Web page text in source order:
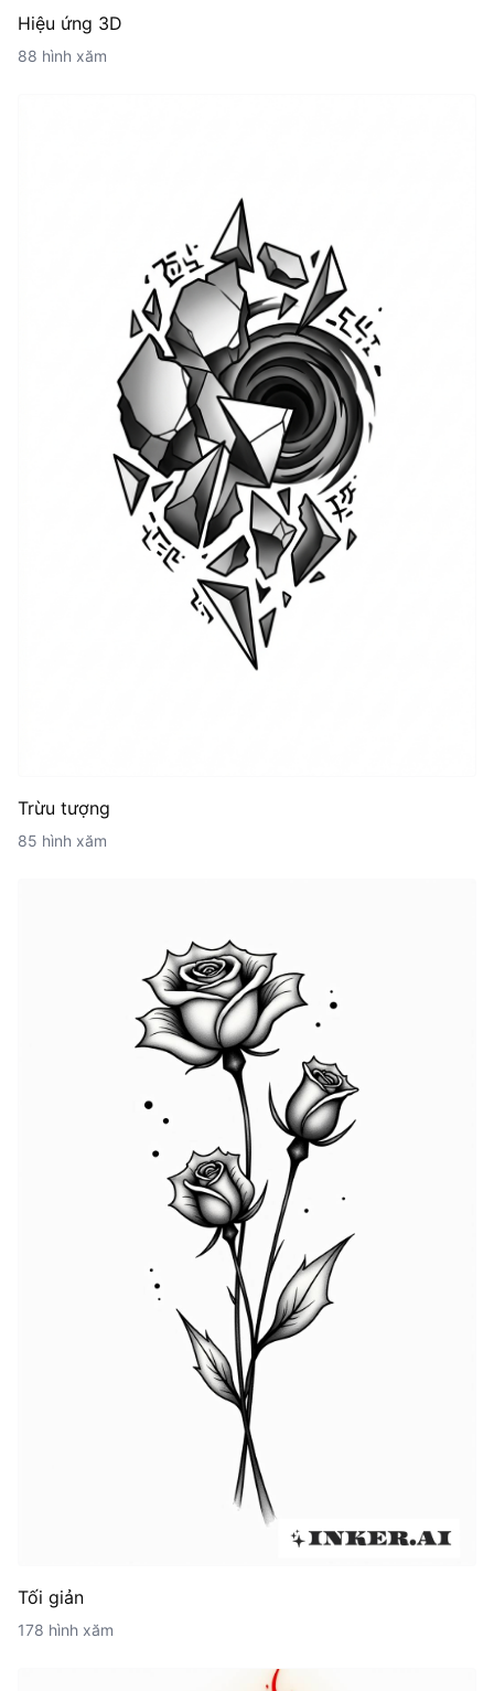
Hiệu ứng 3D
88 hình xăm
Trừu tượng
85 hình xăm
Tối giản
178 hình xăm